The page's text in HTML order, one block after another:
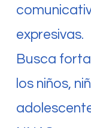
expresivas.
Busca
los niños,